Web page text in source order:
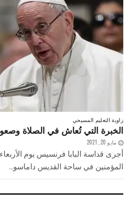
زاوية التعليم المسيحي
الخبرة التي تُعاش في الصلاة
مايو 20, 2021
أجرى قداسة البابا فرنسيس يوم
المؤمنين في ساحة القديس داماسو...